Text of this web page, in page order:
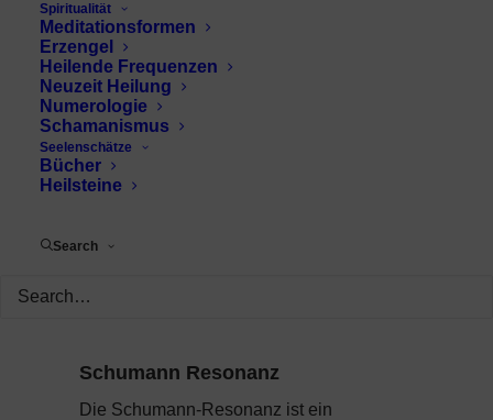
Spiritualität
Meditationsformen
Erzengel
Heilende Frequenzen
Neuzeit Heilung
Numerologie
Schamanismus
Seelenschätze
Bücher
Heilsteine
Search
Schumann Resonanz
Die Schumann-Resonanz ist ein